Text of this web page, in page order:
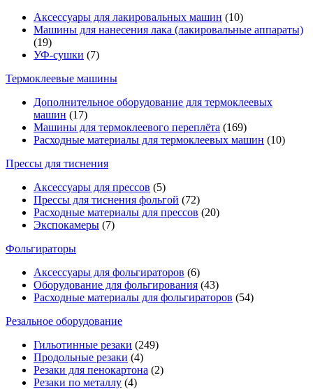
Аксессуары для лакировальных машин (10)
Машины для нанесения лака (лакировальные аппараты)
(19)
УФ-сушки (7)
Термоклеевые машины
Дополнительное оборудование для термоклеевых
машин (17)
Машины для термоклеевого переплёта (169)
Расходные материалы для термоклеевых машин (10)
Прессы для тиснения
Аксессуары для прессов (5)
Прессы для тиснения фольгой (72)
Расходные материалы для прессов (20)
Экспокамеры (7)
Фольгираторы
Аксессуары для фольгираторов (6)
Оборудование для фольгирования (43)
Расходные материалы для фольгираторов (54)
Резальное оборудование
Гильотинные резаки (249)
Продольные резаки (4)
Резаки для пенокартона (2)
Резаки по металлу (4)